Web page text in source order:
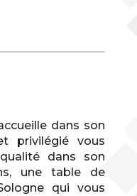
dans son
privilégié vous
dans son
une table de
qui vous